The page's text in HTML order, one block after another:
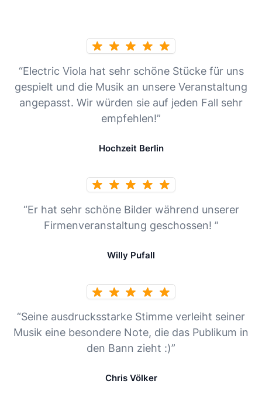
“Electric Viola hat sehr schöne Stücke für uns
gespielt und die Musik an unsere Veranstaltung
angepasst. Wir würden sie auf jeden Fall sehr
empfehlen!”
Hochzeit Berlin
“Er hat sehr schöne Bilder während unserer
Firmenveranstaltung geschossen! ”
Willy Pufall
“Seine ausdrucksstarke Stimme verleiht seiner
Musik eine besondere Note, die das Publikum in
den Bann zieht :)”
Chris Völker